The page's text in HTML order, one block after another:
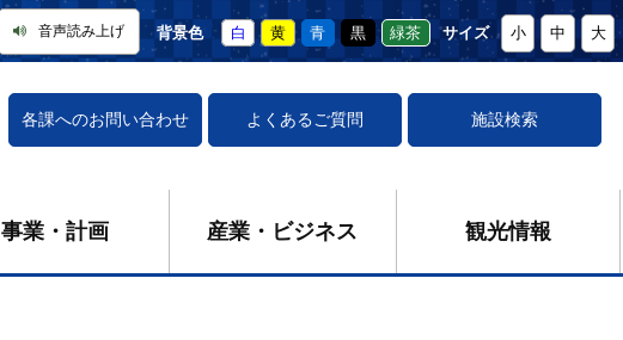
音声読み上げ 背景色 白 黄 青 黒 緑茶 サイズ 小 中 大
各課へのお問い合わせ よくあるご質問 施設検索
事業・計画 産業・ビジネス 観光情報